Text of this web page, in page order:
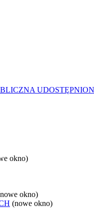
okno)
okno)
(nowe okno)